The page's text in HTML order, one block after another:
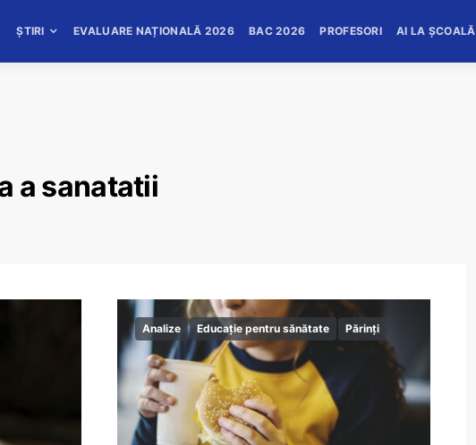
ȘTIRI EVALUARE NAȚIONALĂ 2026 BAC 2026 PROFESORI AI LA ȘCOALĂ
a sanatatii
Analize Educație pentru sănătate Părinți